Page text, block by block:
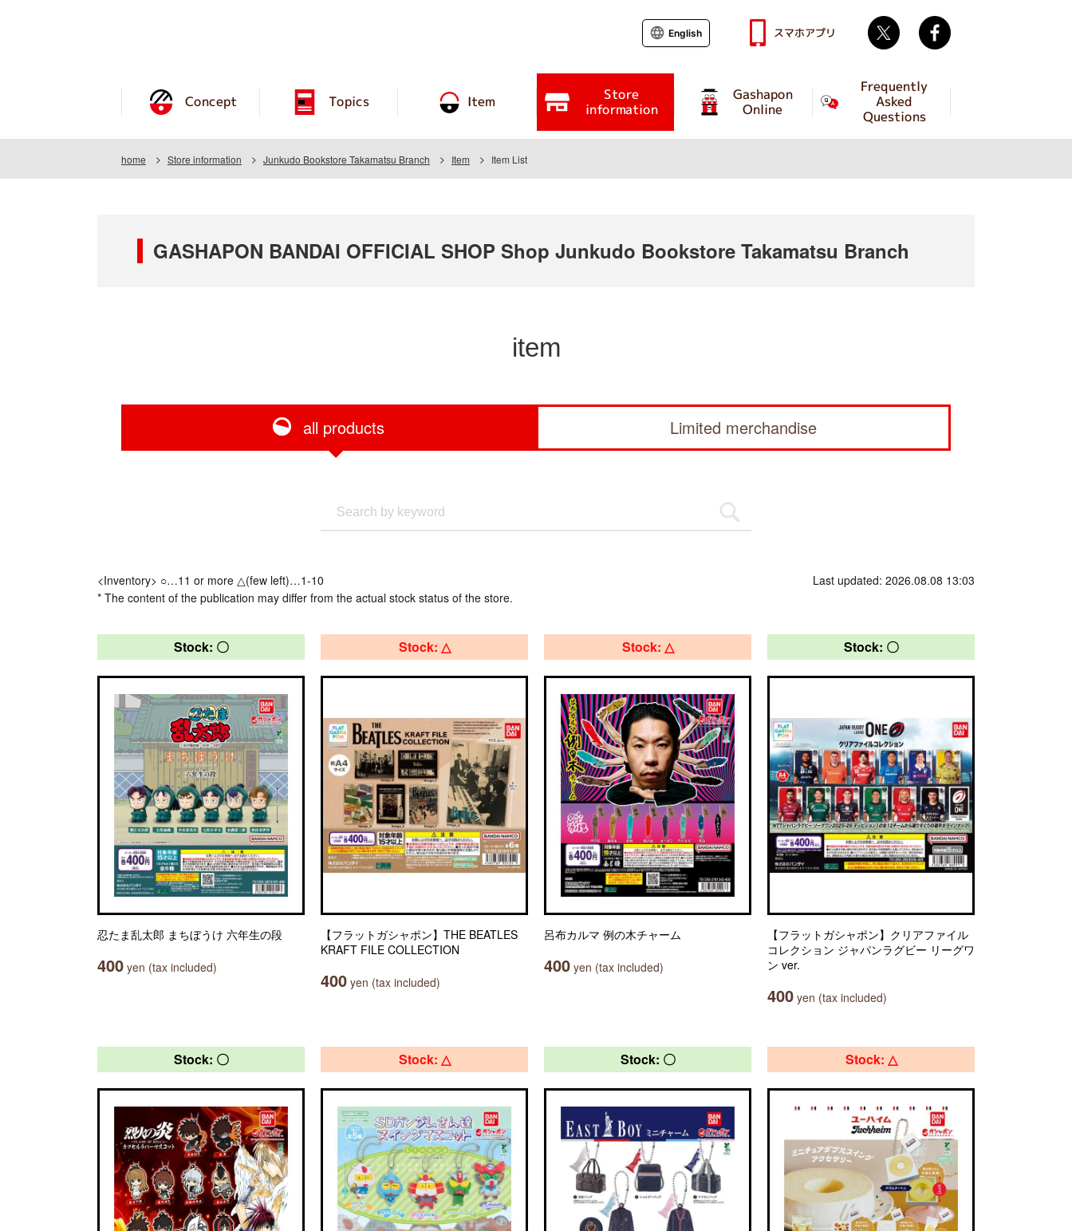
Concept Topics Item Store
information
Gashapon
Online
Frequently
Asked
Questions
English スマホアプリ Twitter
home Store information Junkudo Bookstore Takamatsu Branch Item Item List
GASHAPON BANDAI OFFICIAL SHOP Shop Junkudo Bookstore Takamatsu Branch
item
all products Limited merchandise
<Inventory> ○…11 or more △(few left)…1-10
* The content of the publication may differ from the actual stock status of the store.
Last updated: 2026.08.08 13:03
Stock: 〇
忍たま乱太郎 まちぼうけ 六年生の段
400 yen (tax included)
Stock: △
【フラットガシャポン】THE BEATLES
KRAFT FILE COLLECTION
400 yen (tax included)
Stock: △
呂布カルマ 例の木チャーム
400 yen (tax included)
Stock: 〇
【フラットガシャポン】クリアファイル
コレクション ジャパンラグビー リーグワ
ン ver.
400 yen (tax included)
Stock: 〇 Stock: △ Stock: 〇 Stock: △